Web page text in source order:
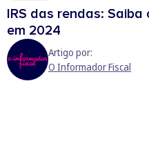
IRS das rendas: Saiba
em 2024
Artigo por:
O Informador Fiscal